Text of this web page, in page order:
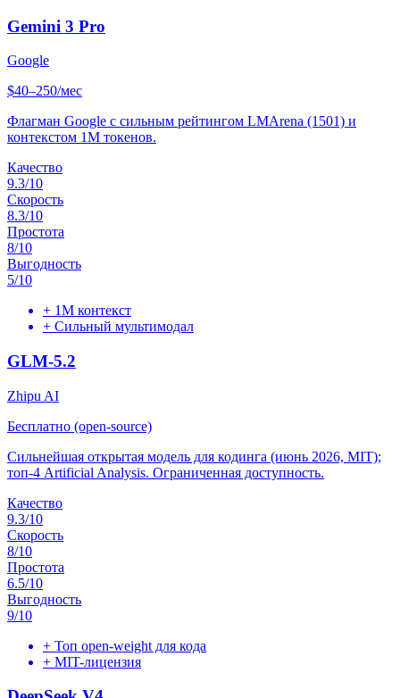
Gemini 3 Pro
Google
$40–250/мес
Флагман Google с сильным рейтингом LMArena (1501) и
контекстом 1M токенов.
Качество
9.3/10
Скорость
8.3/10
Простота
8/10
Выгодность
5/10
+ 1M контекст
+ Сильный мультимодал
GLM-5.2
Zhipu AI
Бесплатно (open-source)
Сильнейшая открытая модель для кодинга (июнь 2026, MIT);
топ-4 Artificial Analysis. Ограниченная доступность.
Качество
9.3/10
Скорость
8/10
Простота
6.5/10
Выгодность
9/10
+ Топ open-weight для кода
+ MIT-лицензия